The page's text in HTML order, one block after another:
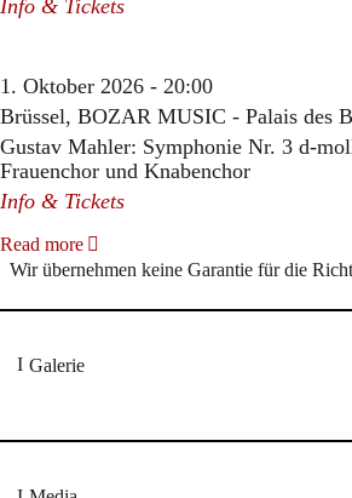
Info & Tickets
1. Oktober 2026 - 20:00
Brüssel, BOZAR MUSIC - Palais des
Gustav Mahler: Symphonie Nr. 3 d-
Frauenchor und Knabenchor
Info & Tickets
Read more
Wir übernehmen keine Garantie für die
Galerie